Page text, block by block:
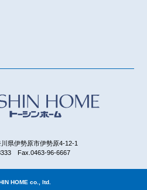
県伊勢原市伊勢原4-12-1
Fax.0463-96-6667
HOME co., ltd.